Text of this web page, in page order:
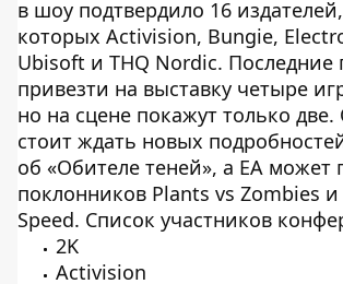
в шоу подтвердило 16
которых Activision, Bungie,
Ubisoft и THQ Nordic.
привезти на выставку четыре
но на сцене покажут только
стоит ждать новых
об «Обителе теней», а EA может
поклонников Plants vs Zombies и
Speed. Список участников
2K
Activision